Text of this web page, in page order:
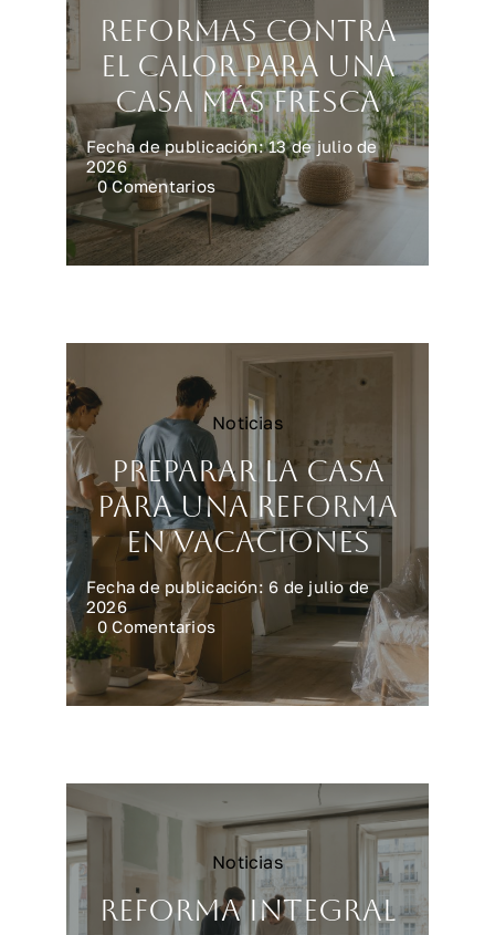
Reformas contra
el calor para una
casa más fresca
Fecha de publicación: 13 de julio de
2026
0 Comentarioson
Reformas
contra
el
calor
más
fresca
Noticias
Preparar la casa
para una reforma
en vacaciones
Fecha de publicación: 6 de julio de
2026
0 Comentarioson
casa
para
vacaciones
Noticias
Reforma integral